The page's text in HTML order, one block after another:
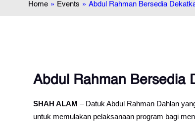
Home » Events » Abdul Rahman Bersedia
Abdul Rahman Bersedia
SHAH ALAM – Datuk Abdul Rahman Dahlan
untuk memulakan pelaksanaan program bagi